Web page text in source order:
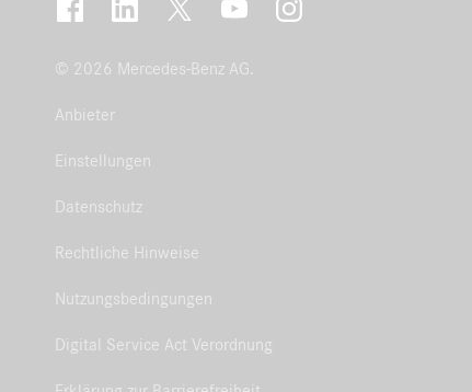
© 2026 Mercedes-Benz AG.
Anbieter
Einstellungen
Datenschutz
Rechtliche Hinweise
Nutzungsbedingungen
Digital Service Act Verordnung